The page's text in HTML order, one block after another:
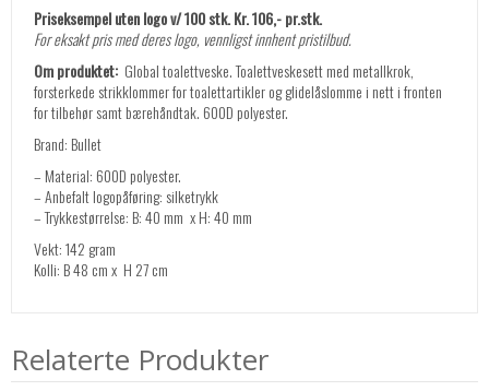
Priseksempel uten logo v/ 100 stk. Kr. 106,- pr.stk.
For eksakt pris med deres logo, vennligst innhent pristilbud.
Om produktet: Global toalettveske. Toalettveskesett med metallkrok,
forsterkede strikklommer for toalettartikler og glidelåslomme i nett i fronten
for tilbehør samt bærehåndtak. 600D polyester.
Brand: Bullet
– Material: 600D polyester.
– Anbefalt logopåføring: silketrykk
– Trykkestørrelse: B: 40 mm x H: 40 mm
Vekt: 142 gram
Kolli: B 48 cm x H 27 cm
Relaterte Produkter